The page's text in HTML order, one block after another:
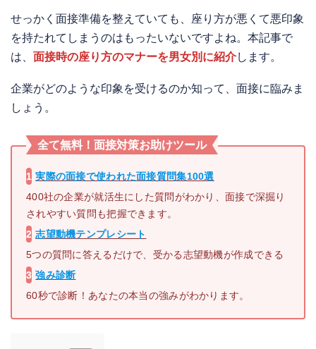
せっかく面接準備を整えていても、座り方が悪くて悪印象
を持たれてしまうのはもったいないですよね。本記事で
は、 面接時の座り方のマナーを男女別に紹介します。
企業がどのような印象を受けるのか知って、面接に臨みま
しょう。
全て無料！面接対策お助けツール
1 実際の面接で使われた面接質問集100選
400社の企業が就活生にした質問がわかり、面接で深掘り
されやすい質問も把握できます。
2 志望動機テンプレシート
5つの質問に答えるだけで、受かる志望動機が作成できる
3 強み診断
60秒で診断！あなたの本当の強みがわかります。